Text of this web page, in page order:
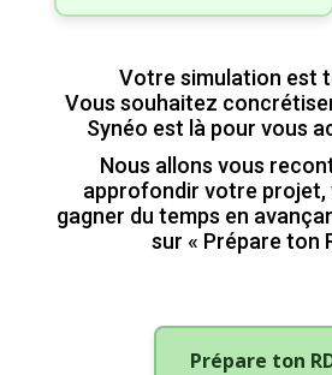
Votre simulation est
Vous souhaitez
Synéo est là pour vous
Nous allons vous
approfondir votre projet,
gagner du temps en
sur « Prépare ton
Prépare ton